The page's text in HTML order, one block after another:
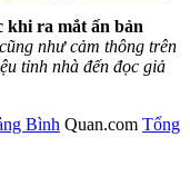
khi ra mắt ấn bản
như cảm thông trên
tỉnh nhà đến đọc giả
Bình Quan.com Tổng